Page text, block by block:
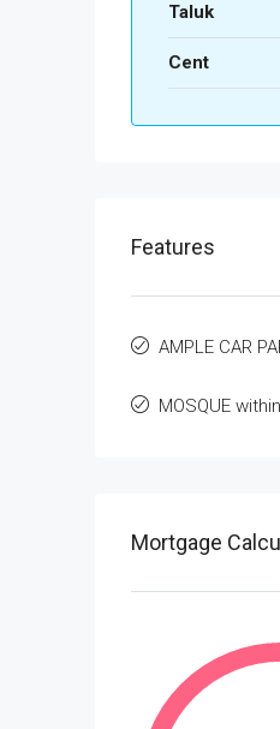
Taluk
Cent
Features
AMPLE CAR
MOSQUE
Mortgage